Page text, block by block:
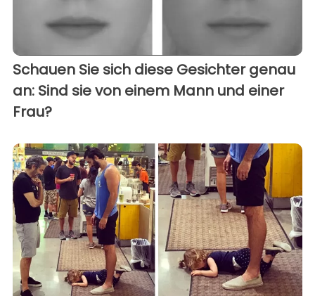
Schauen Sie sich diese Gesichter genau
an: Sind sie von einem Mann und einer
Frau?